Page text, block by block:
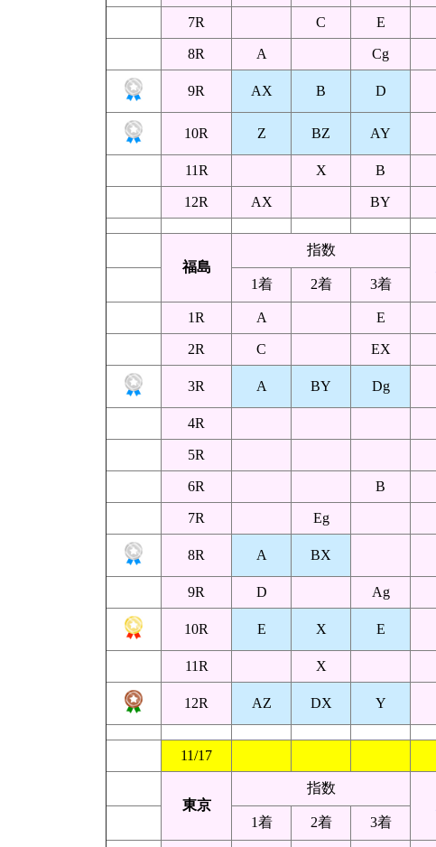
7R C E
8R A Cg
9R AX B D
10R Z BZ AY
11R X B
12R AX BY
福島
指数
1着
2着 3着
1R A E
2R C EX
3R A BY Dg
4R
5R
6R B
7R Eg
8R A BX
9R D Ag
10R E X E
11R X
12R AZ DX Y
11/17
東京
指数
1着
2着 3着